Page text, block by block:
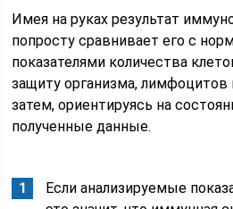
Имея на руках результат
попросту сравнивает его с
показателями количества
защиту организма, лимфоцитов
затем, ориентируясь на
полученные данные.
Если анализируемые